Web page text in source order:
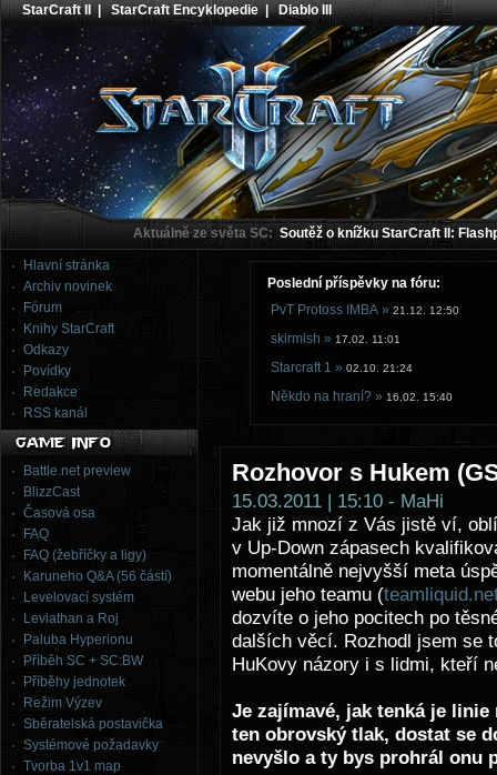
StarCraft II |StarCraft Encyklopedie|Diablo III
Aktuálně ze světa SC: Soutěž o knížku StarCraft II:
Hlavní stránka
Archiv novinek
Fórum
Knihy StarCraft
Odkazy
Povídky
Redakce
RSS kanál
Battle.net preview
BlizzCast
Časová osa
FAQ
FAQ (žebříčky a ligy)
Karuneho Q&A (56 částí)
Levelovací systém
Leviathan a Roj
Paluba Hyperionu
Příběh SC + SC:BW
Příběhy jednotek
Režim Výzev
Sběratelská postavička
Systémové požadavky
Tvorba 1v1 map
Poslední příspěvky na fóru:
PvT Protoss IMBA » 21.12. 12:50
skirmish » 17.02. 11:01
Starcraft 1 » 02.10. 21:24
Někdo na hraní? » 16.02. 15:40
Rozhovor s Hukem
15.03.2011 | 15:10 - MaHi
Jak již mnozí z Vás jistě ví,
v Up-Down zápasech
momentálně nejvyšší meta
webu jeho teamu (
dozvíte o jeho pocitech po
dalších věcí. Rozhodl jsem se
HuKovy názory i s lidmi, kteří
Je zajímavé, jak tenká je
ten obrovský tlak, dostat se
nevyšlo a ty bys prohrál onu